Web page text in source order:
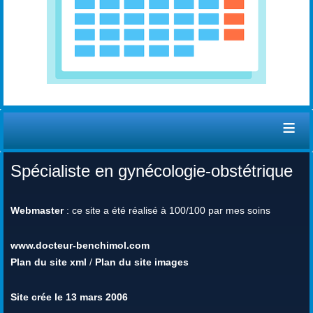
≡
Spécialiste en gynécologie-obstétrique
Webmaster: ce site a été réalisé à 100/100 par mes soins
www.docteur-benchimol.com
Plan du site xml / Plan du site images
Site crée le 13 mars 2006